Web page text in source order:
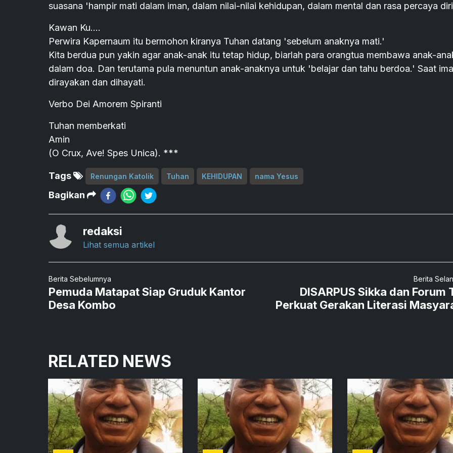
suasana 'hampir mati dalam iman, dalam nilai-nilai kehidupan, dalam mental dan rasa percaya
Kawan Ku....
Perwira Kapernaum itu bermohon kiranya Tuhan datang 'sebelum anaknya mati.'
Kita berdua pun yakin agar anak-anak itu tetap hidup, biarlah para orangtua membawa anak-
dalam doa. Dan terutama pula menuntun anak-anaknya untuk 'belajar dan tahu berdoa.' Saat
dirayakan dan dihayati.
Verbo Dei Amorem Spiranti
Tuhan memberkati
Amin
(O Crux, Ave! Spes Unica). ***
Tags Renungan Katolik Tuhan KEHIDUPAN nama Yesus
Bagikan
redaksi
Lihat semua artikel
Berita Sebelumnya
Pemuda Matapat Siap Gruduk Kantor
Desa Kombo
Berita
DISARPUS Sikka dan Forum
Perkuat Gerakan Literasi
RELATED NEWS